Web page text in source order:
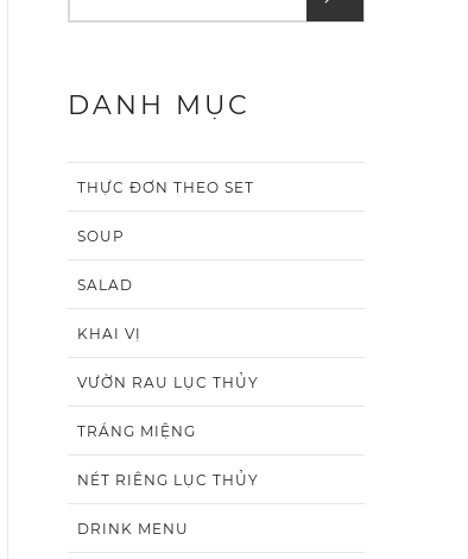
DANH MỤC
THỰC ĐƠN THEO SET
SOUP
SALAD
KHAI VỊ
VƯỜN RAU LỤC THỦY
TRÁNG MIỆNG
NÉT RIÊNG LỤC THỦY
DRINK MENU